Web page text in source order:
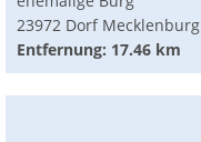
23972 Dorf Mecklenburg
Entfernung: 17.46 km